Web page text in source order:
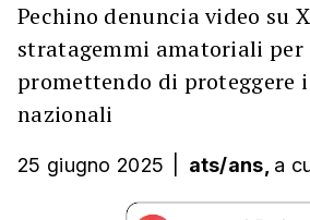
Pechino denuncia video su
stratagemmi amatoriali per
promettendo di proteggere
nazionali
25 giugno 2025 ats/ans, a